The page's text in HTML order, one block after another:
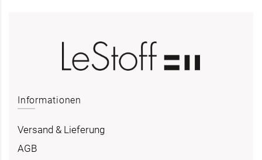
Informationen
Versand & Lieferung
AGB